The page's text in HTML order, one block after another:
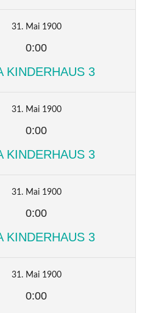
31. Mai 1900
0:00
KINDERHAUS 3
31. Mai 1900
0:00
KINDERHAUS 3
31. Mai 1900
0:00
KINDERHAUS 3
31. Mai 1900
0:00